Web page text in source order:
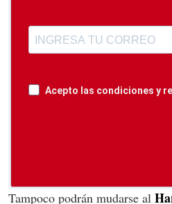
Acepto las condiciones y
Tampoco podrán mudarse al